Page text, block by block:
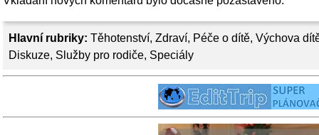
Hlavní rubriky: Těhotenství, Zdraví, Péče o dítě, Výchova
Diskuze, Služby pro rodiče, Speciály